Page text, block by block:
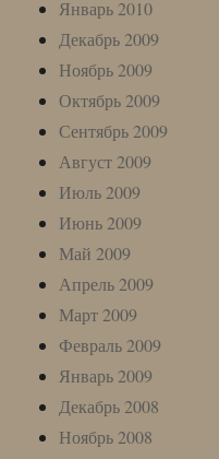
Январь 2010
Декабрь 2009
Ноябрь 2009
Октябрь 2009
Сентябрь 2009
Август 2009
Июль 2009
Июнь 2009
Май 2009
Апрель 2009
Март 2009
Февраль 2009
Январь 2009
Декабрь 2008
Ноябрь 2008